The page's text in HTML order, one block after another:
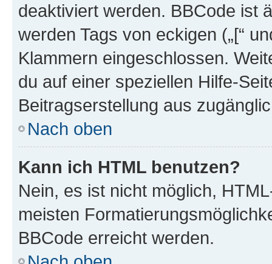
deaktiviert werden. BBCode ist
werden Tags von eckigen („[“
Klammern eingeschlossen.
du auf einer speziellen Hilfe-
Beitragserstellung aus
Nach oben
Kann ich HTML benutzen?
Nein, es ist nicht möglich,
meisten
BBCode erreicht werden.